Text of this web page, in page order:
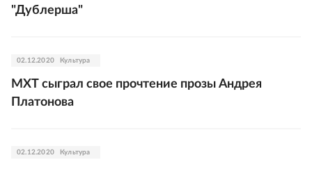
"Дублерша"
02.12.2020 Культура
МХТ сыграл свое прочтение прозы Андрея
Платонова
02.12.2020 Культура